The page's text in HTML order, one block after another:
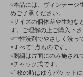
※本品には、ヴィンテージ
めご了承ください。
※サイズの個体差や生地な
す。ご理解の上ご購入下さ
※中性洗剤でやさしく洗っ
※すべて1点ものです。
※刺繍は片面にのみ施され
※チャック式です。
※1枚の時はゆうパケットに